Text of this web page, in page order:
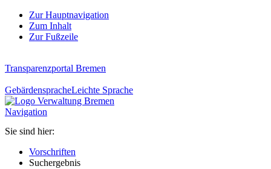
Zur Hauptnavigation
Zum Inhalt
Zur Fußzeile
Transparenzportal Bremen
GebärdenspracheLeichte Sprache
Navigation
Sie sind hier:
Vorschriften
Suchergebnis